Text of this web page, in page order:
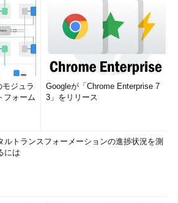
ジュラ
フォーム
Googleが「Chrome Enterprise 7
3」をリリース
ルトランスフォーメーションの進捗状況を測
には